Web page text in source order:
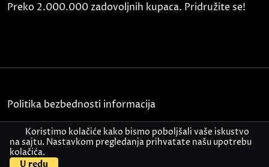
Preko 2.000.000 zadovoljnih kupaca. Pridružite se!
Politika bezbednosti informacija
Kontakt
© Akademija Oxford 2026.
Koristimo kolačiće kako bismo poboljšali vaše iskustvo
na sajtu. Nastavkom pregledanja prihvatate našu upotrebu
kolačića.
U redu